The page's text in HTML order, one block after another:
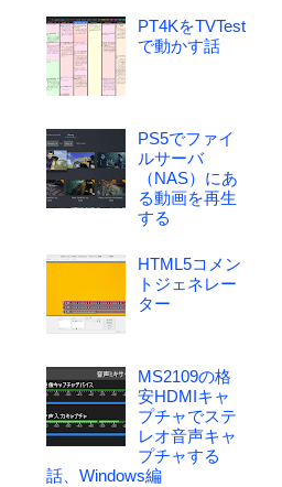
PT4KをTVTest
で動かす話
PS5でファイ
ルサーバ
（NAS）にあ
る動画を再生
する
HTML5コメン
トジェネレー
ター
MS2109の格
安HDMIキャ
プチャでステ
レオ音声キャ
プチャする
話、Windows編